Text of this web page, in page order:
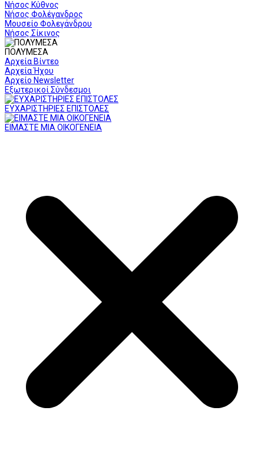
Νήσος Κύθνος
Νήσος Φολέγανδρος
Μουσείο Φολεγάνδρου
Νήσος Σίκινος
ΠΟΛΥΜΕΣΑ
Αρχεία Βίντεο
Αρχεία Ήχου
Αρχείο Newsletter
Εξωτερικοί Σύνδεσμοι
ΕΥΧΑΡΙΣΤΗΡΙΕΣ ΕΠΙΣΤΟΛΕΣ
ΕΙΜΑΣΤΕ ΜΙΑ ΟΙΚΟΓΕΝΕΙΑ